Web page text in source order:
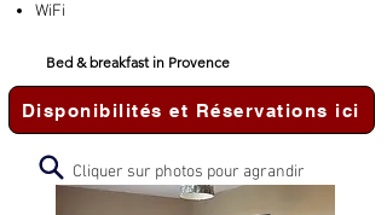
WiFi
Bed & breakfast in Provence
Disponibilités et Réservations ici
Cliquer sur photos pour agrandir